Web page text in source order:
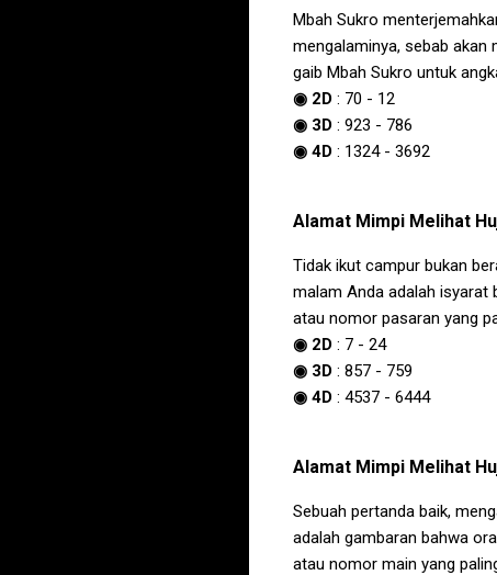
Mbah Sukro
mengalaminya, sebab akan
gaib Mbah Sukro untuk
◉ 2D : 70 - 12
◉ 3D : 923 - 786
◉ 4D : 1324- 3692
Alamat Mimpi Melihat
Tidak ikut campur bukan
malam Anda adalah isyarat
atau nomor pasaran yang
◉ 2D : 7 - 24
◉ 3D : 857 - 759
◉ 4D : 4537 - 6444
Alamat Mimpi Melihat
Sebuah pertanda baik,
adalah gambaran bahwa
atau nomor main yang